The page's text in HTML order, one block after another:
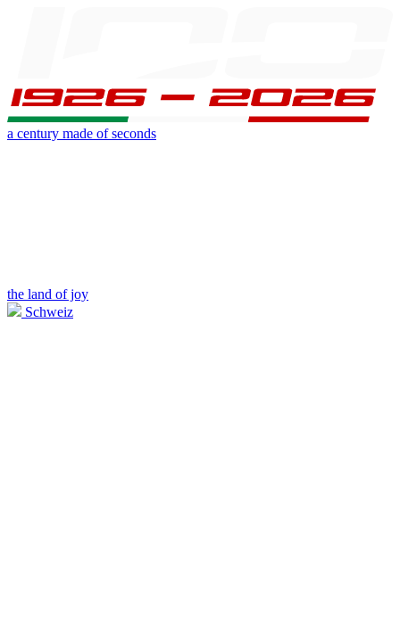
a century made of seconds
the land of joy
Schweiz